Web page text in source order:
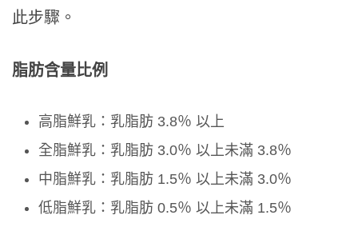
此步驟。
脂肪含量比例
高脂鮮乳：乳脂肪 3.8％ 以上
全脂鮮乳：乳脂肪 3.0％ 以上未滿 3.8％
中脂鮮乳：乳脂肪 1.5％ 以上未滿 3.0％
低脂鮮乳：乳脂肪 0.5％ 以上未滿 1.5％